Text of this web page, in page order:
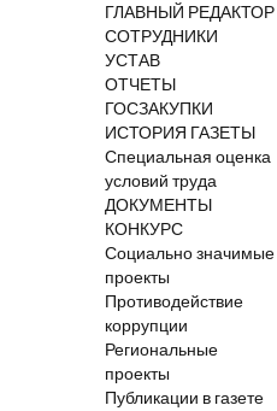
ГЛАВНЫЙ РЕДАКТОР
СОТРУДНИКИ
УСТАВ
ОТЧЕТЫ
ГОСЗАКУПКИ
ИСТОРИЯ ГАЗЕТЫ
Специальная оценка
условий труда
ДОКУМЕНТЫ
КОНКУРС
Социально значимые
проекты
Противодействие
коррупции
Региональные
проекты
Публикации в газете